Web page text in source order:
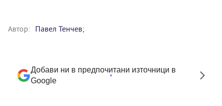
Автор: Павел Тенчев;
Добави ни в предпочитани източници в
Google